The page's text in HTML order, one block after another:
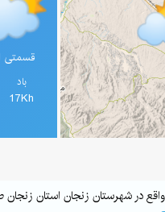
قسمتی
باد
17Kh
در شهرستان زنجان استان